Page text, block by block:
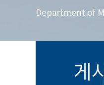
Department of
게